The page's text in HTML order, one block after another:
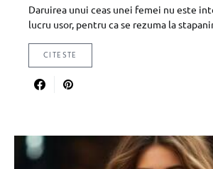
Daruirea unui ceas unei femei nu este
lucru usor, pentru ca se rezuma la
CITESTE